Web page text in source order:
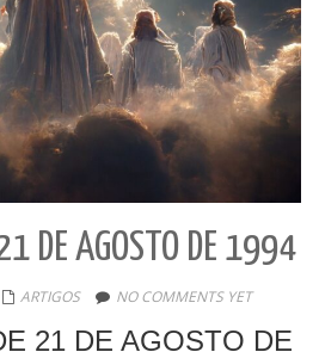
DE AGOSTO DE 1994
ARTIGOS NO COMMENTS YET
21 DE AGOSTO DE